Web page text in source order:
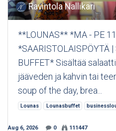
Ravintola Nallikari
**LOUNAS** *MA - PE
*SAARISTOLAISPÖYTÄ
BUFFET* Sisältää
jääveden ja kahvin tai
soup of the day, brea...
Lounas Lounasbuffet
Aug 6, 2026 0 111447